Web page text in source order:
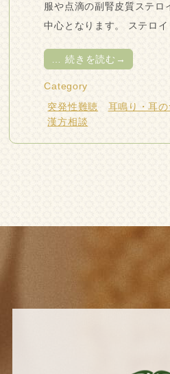
服や点滴の副腎皮質ステロ
中心となります。 ステロ
… 続きを読む→
Category
突発性難聴
耳鳴り・耳の
漢方相談